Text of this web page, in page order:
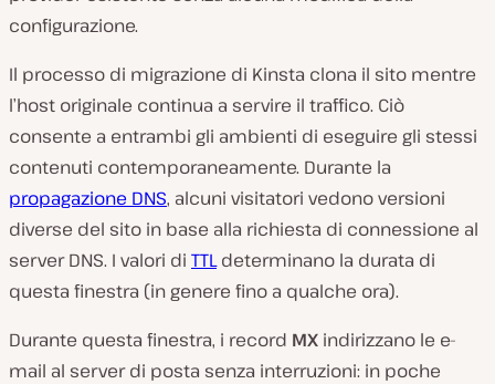
configurazione.
Il processo di migrazione di Kinsta clona il sito mentre
l’host originale continua a servire il traffico. Ciò
consente a entrambi gli ambienti di eseguire gli stessi
contenuti contemporaneamente. Durante la
propagazione DNS, alcuni visitatori vedono versioni
diverse del sito in base alla richiesta di connessione al
server DNS. I valori di TTLdeterminano la durata di
questa finestra (in genere fino a qualche ora).
Durante questa finestra, i record MX indirizzano le e-
mail al server di posta senza interruzioni: in poche